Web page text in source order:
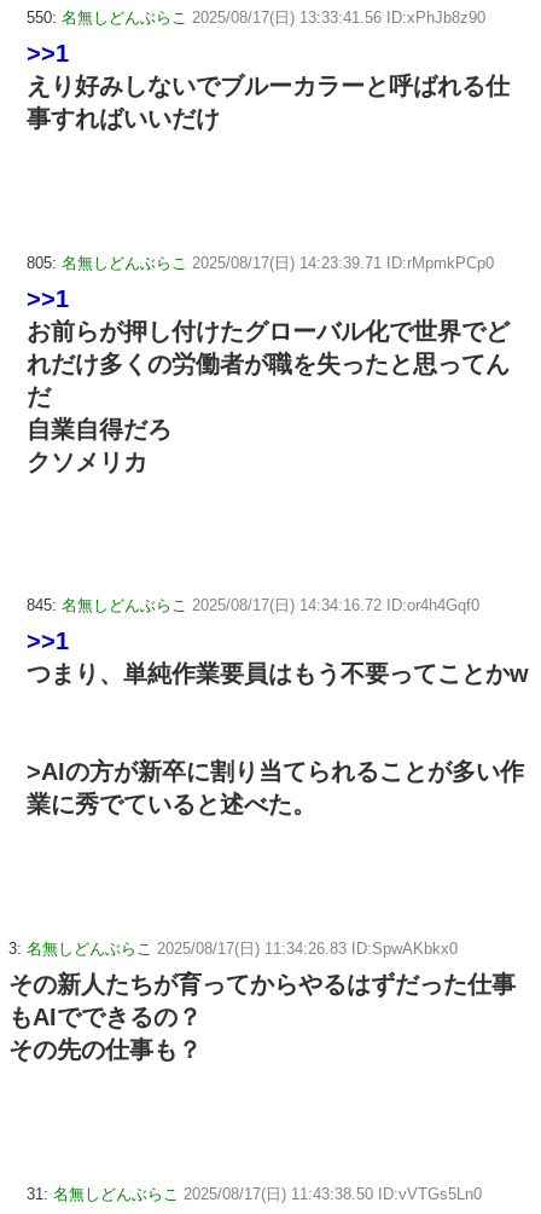
550: 名無しどんぶらこ 2025/08/17(日) 13:33:41.56 ID:xPhJb8z90
>>1
えり好みしないでブルーカラーと呼ばれる仕
事すればいいだけ
805: 名無しどんぶらこ 2025/08/17(日) 14:23:39.71 ID:rMpmkPCp0
>>1
お前らが押し付けたグローバル化で世界でど
れだけ多くの労働者が職を失ったと思ってん
だ
自業自得だろ
クソメリカ
845: 名無しどんぶらこ 2025/08/17(日) 14:34:16.72 ID:or4h4Gqf0
>>1
つまり、単純作業要員はもう不要ってことかw
>AIの方が新卒に割り当てられることが多い作
業に秀でていると述べた。
3: 名無しどんぶらこ 2025/08/17(日) 11:34:26.83 ID:SpwAKbkx0
その新人たちが育ってからやるはずだった仕事
もAIでできるの？
その先の仕事も？
31: 名無しどんぶらこ 2025/08/17(日) 11:43:38.50 ID:vVTGs5Ln0